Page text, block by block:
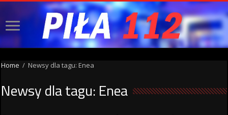
Home / Newsy dla tagu: Enea
Newsy dla tagu: Enea